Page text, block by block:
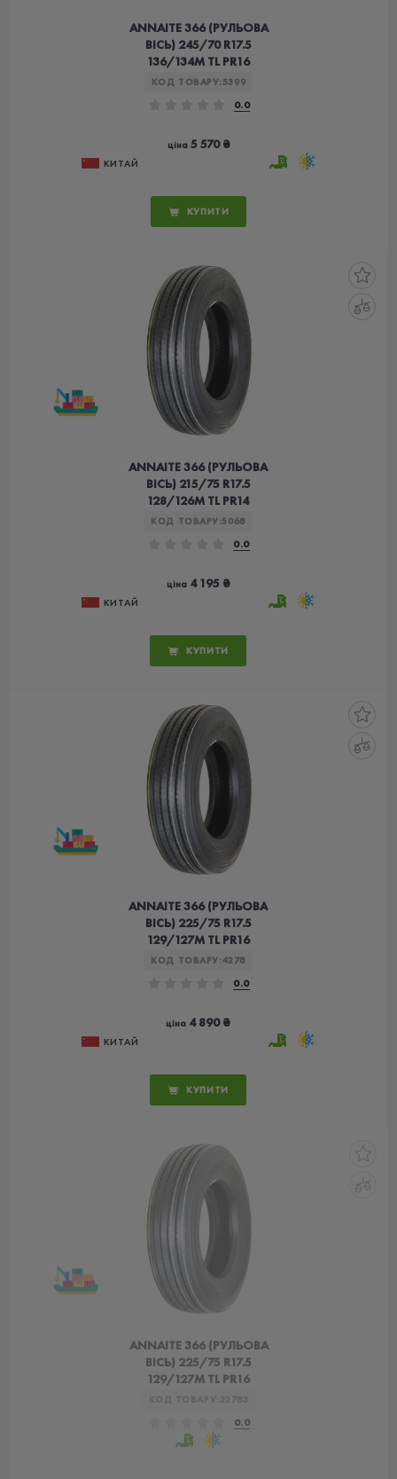
ANNAITE 366 (РУЛЬОВА
ВІСЬ) 245/70 R17.5
136/134M TL PR16
КОД ТОВАРУ:5399
0.0
ціна5 570 ₴
КИТАЙ
КУПИТИ
ANNAITE 366 (РУЛЬОВА
ВІСЬ) 215/75 R17.5
128/126M TL PR14
КОД ТОВАРУ:5068
0.0
ціна4 195 ₴
КИТАЙ
КУПИТИ
ANNAITE 366 (РУЛЬОВА
ВІСЬ) 225/75 R17.5
129/127M TL PR16
КОД ТОВАРУ:4278
0.0
ціна 4 890 ₴
КИТАЙ
КУПИТИ
ANNAITE 366 (РУЛЬОВА
ВІСЬ) 225/75 R17.5
129/127M TL PR16
0.0